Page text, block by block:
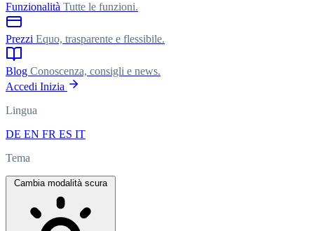
Funzionalità Tutte le funzioni.
Prezzi Equo, trasparente e flessibile.
Blog Conoscenza, consigli e news.
Accedi Inizia
Lingua
DE EN FR ES IT
Tema
Cambia modalità scura